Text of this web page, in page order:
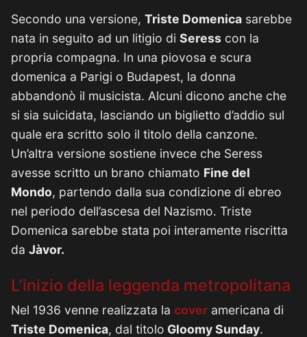
Secondo una versione, Triste Domenica sarebbe
nata in seguito ad un litigio di Seress con la
propria compagna. In una piovosa e scura
domenica a Parigi o Budapest, la donna
abbandonò il musicista. Alcuni dicono anche che
si sia suicidata, lasciando un biglietto d’addio sul
quale era scritto solo il titolo della canzone.
Un’altra versione sostiene invece che Seress
avesse scritto un brano chiamato Fine del
Mondo, partendo dalla sua condizione di ebreo
nel periodo dell’ascesa del Nazismo. Triste
Domenica sarebbe stata poi interamente riscritta
da Jàvor.
L’inizio della leggenda metropolitana
Nel 1936 venne realizzata la cover americana di
Triste Domenica, dal titolo Gloomy Sunday.